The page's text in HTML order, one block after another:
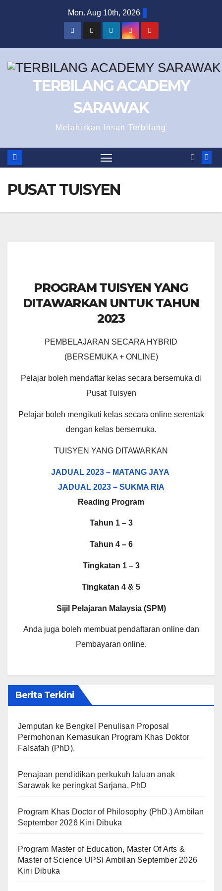
Mon. Aug 10th, 2026
TERBILANG ACADEMY
SARAWAK
Melahirkan Insan Terbilang
PUSAT TUISYEN
PROGRAM TUISYEN YANG
DITAWARKAN UNTUK TAHUN
2023
PEMBELAJARAN SECARA HYBRID
(BERSEMUKA + ONLINE)
Pelajar boleh mendaftar kelas secara bersemuka di
Pusat Tuisyen
Pelajar boleh mengikuti kelas secara online serentak
dengan kelas bersemuka.
TUISYEN YANG DITAWARKAN
JADUAL 2023 – MATANG JAYA
JADUAL 2023 – SUKMA RIA
Reading Program
Tahun 1 – 3
Tahun 4 – 6
Tingkatan 1 – 3
Tingkatan 4 & 5
Sijil Pelajaran Malaysia (SPM)
Anda juga boleh membuat pendaftaran online dan
Pembayaran online.
Berita Terkini
Jemputan ke Bengkel Penulisan Proposal
Permohonan Kemasukan Program Khas Doktor
Falsafah (PhD).
Penajaan pendidikan perkukuh laluan anak
Sarawak ke peringkat Sarjana, PhD
Program Khas Doctor of Philosophy (PhD.) Ambilan
September 2026 Kini Dibuka
Program Master of Education, Master Of Arts &
Master of Science UPSI Ambilan September 2026
Kini Dibuka